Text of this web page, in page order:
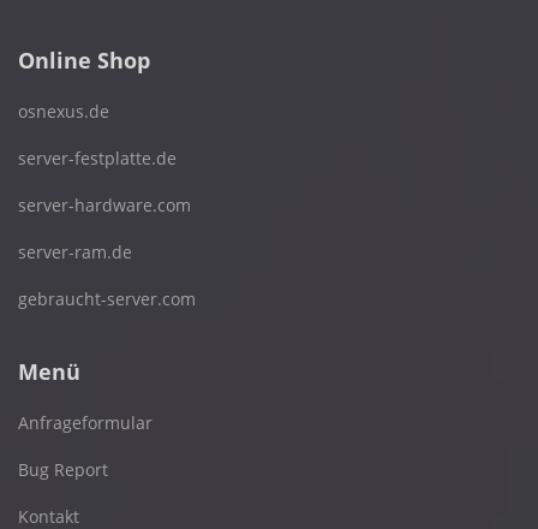
Online Shop
osnexus.de
server-festplatte.de
server-hardware.com
server-ram.de
gebraucht-server.com
Menü
Anfrageformular
Bug Report
Kontakt